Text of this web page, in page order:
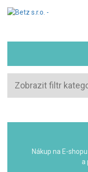
Zobrazit filtr
Nákup na E-
a